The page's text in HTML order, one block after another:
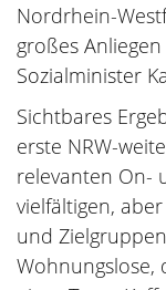
Nordrhein-
großes
Sozialminister
Sichtbares
erste NRW-
relevanten On-
vielfältigen,
und
Wohnungslose,